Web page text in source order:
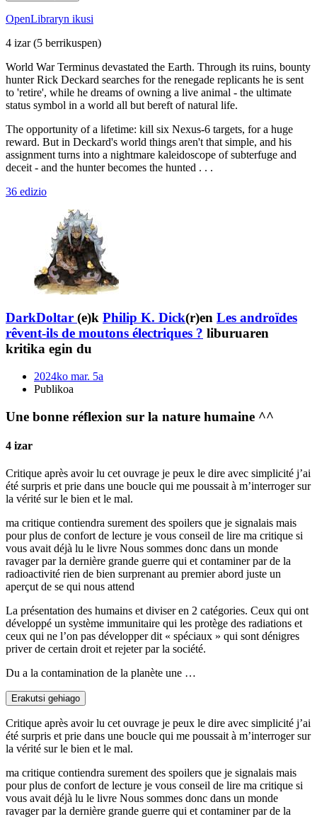
OpenLibraryn ikusi
4 izar(5 berrikuspen)
World War Terminus devastated the Earth. Through its ruins, bounty
hunter Rick Deckard searches for the renegade replicants he is sent
to 'retire', while he dreams of owning a live animal - the ultimate
status symbol in a world all but bereft of natural life.
The opportunity of a lifetime: kill six Nexus-6 targets, for a huge
reward. But in Deckard's world things aren't that simple, and his
assignment turns into a nightmare kaleidoscope of subterfuge and
deceit - and the hunter becomes the hunted . . .
36 edizio
DarkDoltar (e)k Philip K. Dick(r)en Les androïdes
rêvent-ils de moutons électriques ? liburuaren
kritika egin du
2024ko mar. 5a
Publikoa
Une bonne réflexion sur la nature humaine ^^
4 izar
Critique après avoir lu cet ouvrage je peux le dire avec simplicité j’ai
été surpris et prie dans une boucle qui me poussait à m’interroger sur
la vérité sur le bien et le mal.
ma critique contiendra surement des spoilers que je signalais mais
pour plus de confort de lecture je vous conseil de lire ma critique si
vous avait déjà lu le livre Nous sommes donc dans un monde
ravager par la dernière grande guerre qui et contaminer par de la
radioactivité rien de bien surprenant au premier abord juste un
aperçut de se qui nous attend
La présentation des humains et diviser en 2 catégories. Ceux qui ont
développé un système immunitaire qui les protège des radiations et
ceux qui ne l’on pas développer dit « spéciaux » qui sont dénigres
priver de certain droit et rejeter par la société.
Du a la contamination de la planète une …
Erakutsi gehiago
Critique après avoir lu cet ouvrage je peux le dire avec simplicité j’ai
été surpris et prie dans une boucle qui me poussait à m’interroger sur
la vérité sur le bien et le mal.
ma critique contiendra surement des spoilers que je signalais mais
pour plus de confort de lecture je vous conseil de lire ma critique si
vous avait déjà lu le livre Nous sommes donc dans un monde
ravager par la dernière grande guerre qui et contaminer par de la